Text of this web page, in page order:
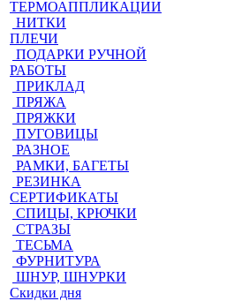
ТЕРМОАППЛИКАЦИИ
НИТКИ
ПЛЕЧИ
ПОДАРКИ РУЧНОЙ
РАБОТЫ
ПРИКЛАД
ПРЯЖА
ПРЯЖКИ
ПУГОВИЦЫ
РАЗНОЕ
РАМКИ, БАГЕТЫ
РЕЗИНКА
СЕРТИФИКАТЫ
СПИЦЫ, КРЮЧКИ
СТРАЗЫ
ТЕСЬМА
ФУРНИТУРА
ШНУР, ШНУРКИ
Скидки дня